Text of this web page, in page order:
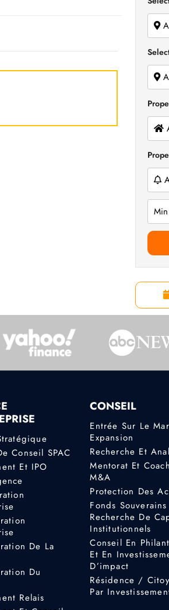
Conseil SPAC
Et IPO
De La
Du
Relais
CONSEIL
Entrée Sur Le
Expansion
Recherche Et
Mentorat Et
M&A
Protection Des
Fonds
Recherche De
Institutionnels
Conseil En
Et En
D’impact
Résidence /
Par